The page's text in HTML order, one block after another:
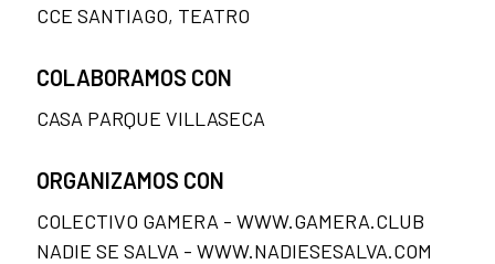
CCE SANTIAGO, TEATRO
COLABORAMOS CON
CASA PARQUE VILLASECA
ORGANIZAMOS CON
COLECTIVO GAMERA - WWW.GAMERA.CLUB
NADIE SE SALVA - WWW.NADIESESALVA.COM